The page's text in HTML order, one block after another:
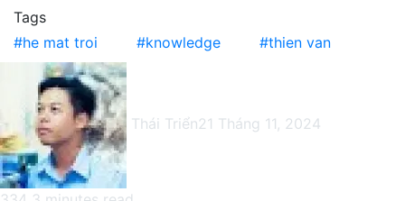
Tags
he mat troi
knowledge thien van
Thái Triển21 Tháng 11, 2024